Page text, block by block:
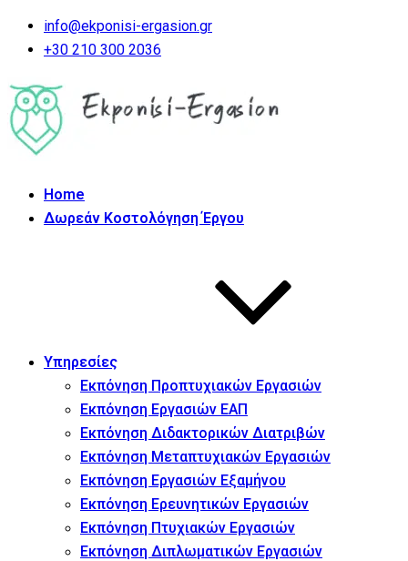
info@ekponisi-ergasion.gr
+30 210 300 2036
Home
Δωρεάν Κοστολόγηση Έργου
Υπηρεσίες
Εκπόνηση Προπτυχιακών Εργασιών
Εκπόνηση Εργασιών ΕΑΠ
Εκπόνηση Διδακτορικών Διατριβών
Εκπόνηση Μεταπτυχιακών Εργασιών
Εκπόνηση Εργασιών Εξαμήνου
Εκπόνηση Ερευνητικών Εργασιών
Εκπόνηση Πτυχιακών Εργασιών
Εκπόνηση Διπλωματικών Εργασιών